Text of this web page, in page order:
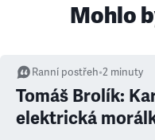
Mohlo
Ranní postřeh•2 minuty
Tomáš Brolík:
elektrická